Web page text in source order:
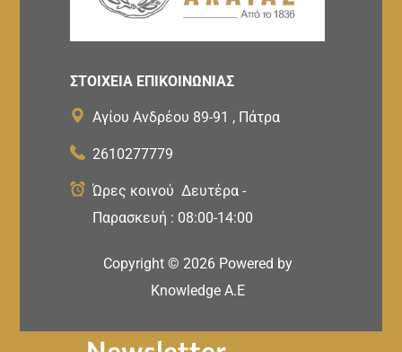
ΣΤΟΙΧΕΙΑ ΕΠΙΚΟΙΝΩΝΙΑΣ
Αγίου Ανδρέου 89-91 , Πάτρα
2610277779
Ώρες κοινού Δευτέρα -
Παρασκευή : 08:00-14:00
Copyright © 2026 Powered by
Knowledge A.E